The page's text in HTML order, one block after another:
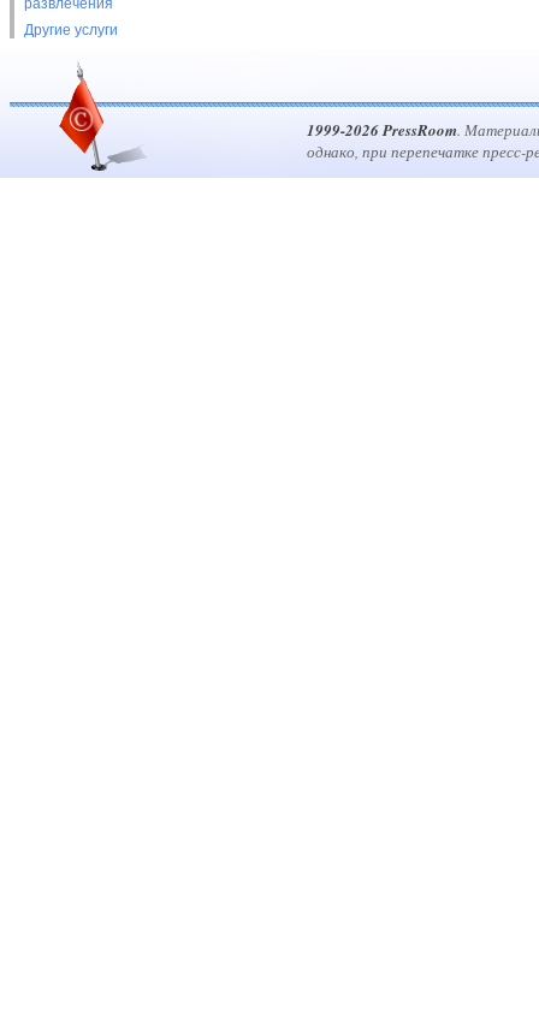
развлечения
Другие услуги
1999-2026 PressRoom.
однако, при перепечатке пресс-